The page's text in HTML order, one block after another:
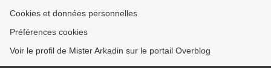
Cookies et données personnelles
Préférences cookies
Voir le profil de Mister Arkadin sur le portail Overblog